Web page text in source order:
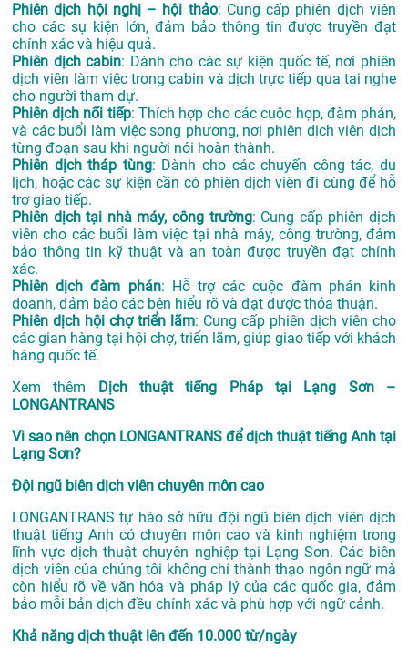
Phiên dịch hội nghị – hội thảo: Cung cấp phiên dịch viên
cho các sự kiện lớn, đảm bảo thông tin được truyền đạt
chính xác và hiệu quả.
Phiên dịch cabin: Dành cho các sự kiện quốc tế, nơi phiên
dịch viên làm việc trong cabin và dịch trực tiếp qua tai nghe
cho người tham dự.
Phiên dịch nối tiếp: Thích hợp cho các cuộc họp, đàm phán,
và các buổi làm việc song phương, nơi phiên dịch viên dịch
từng đoạn sau khi người nói hoàn thành.
Phiên dịch tháp tùng: Dành cho các chuyến công tác, du
lịch, hoặc các sự kiện cần có phiên dịch viên đi cùng để hỗ
trợ giao tiếp.
Phiên dịch tại nhà máy, công trường: Cung cấp phiên dịch
viên cho các buổi làm việc tại nhà máy, công trường, đảm
bảo thông tin kỹ thuật và an toàn được truyền đạt chính
xác.
Phiên dịch đàm phán: Hỗ trợ các cuộc đàm phán kinh
doanh, đảm bảo các bên hiểu rõ và đạt được thỏa thuận.
Phiên dịch hội chợ triển lãm: Cung cấp phiên dịch viên cho
các gian hàng tại hội chợ, triển lãm, giúp giao tiếp với khách
hàng quốc tế.
Xem thêm
Dịch thuật tiếng Pháp tại Lạng Sơn –
LONGANTRANS
Vì sao nên chọn LONGANTRANS để dịch thuật tiếng Anh tại
Lạng Sơn?
Đội ngũ biên dịch viên chuyên môn cao
LONGANTRANS tự hào sở hữu đội ngũ biên dịch viên dịch
thuật tiếng Anh có chuyên môn cao và kinh nghiệm trong
lĩnh vựcdịch thuật chuyên nghiệp tại Lạng Sơn. Các biên
dịch viên của chúng tôi không chỉ thành thạo ngôn ngữ mà
còn hiểu rõ về văn hóa và pháp lý của các quốc gia, đảm
bảo mỗi bản dịch đều chính xác và phù hợp với ngữ cảnh.
Khả năng dịch thuật lên đến 10.000 từ/ngày